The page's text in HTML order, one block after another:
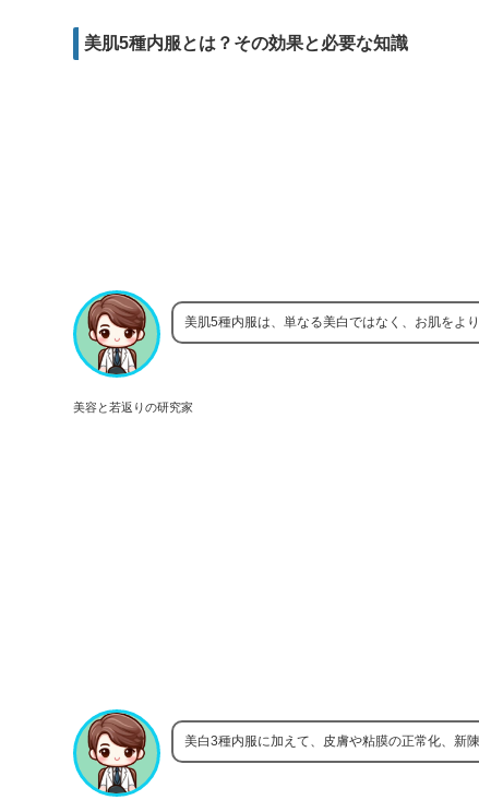
美肌5種内服とは？その効果と必要な知識
美容と若返りの研究家
美肌5種内服は、単なる美白ではなく、お肌をよ
美白3種内服に加えて、皮膚や粘膜の正常化、新